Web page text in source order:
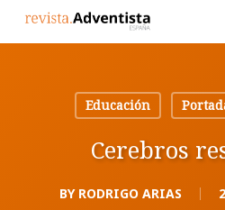
Educación
Cerebros
BY RODRIGO ARIAS